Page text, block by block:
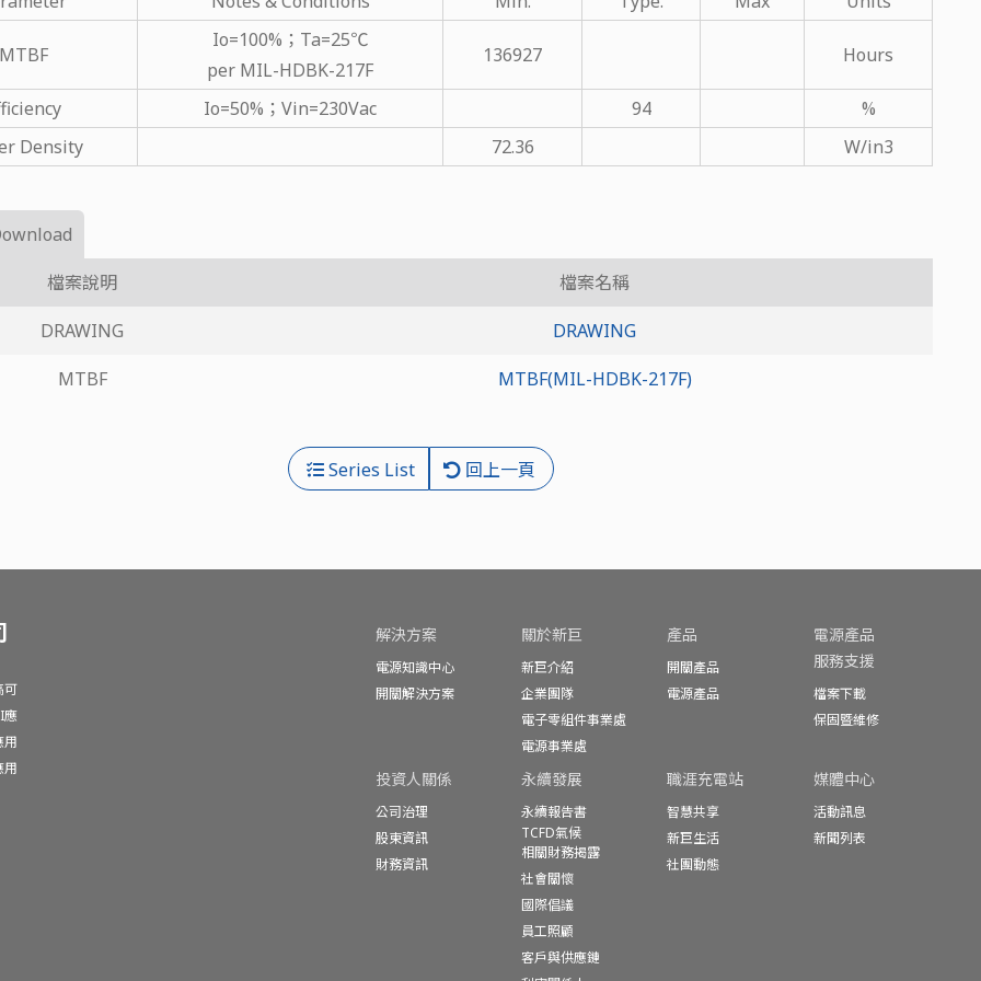
MTBF
Io=100%；Ta=25℃
per MIL-HDBK-217F
136927 Hours
Io=50%；Vin=230Vac 94
%
Density
72.36 W/in3
檔案說明
檔案名稱
DRAWING
DRAWING
MTBF
MTBF(MIL-HDBK-217F)
Series List 回上一頁
可
應
用
用
解決方案
電源知識中心
開關解決方案
關於新巨
新巨介紹
企業團隊
電子零組件事業處
電源事業處
產品
開關產品
電源產品
電源產品
服務支援
檔案下載
保固暨維修
投資人關係
公司治理
股東資訊
財務資訊
永續發展
永續報告書
TCFD氣候
相關財務揭露
社會關懷
國際倡議
員工照顧
客戶與供應鏈
職涯充電站
智慧共享
新巨生活
社團動態
媒體中心
活動訊息
新聞列表